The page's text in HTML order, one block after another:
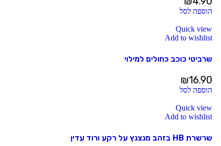
הוספה לסל
Quick view
Add to wishlist
שרביטי כוכב כחולים למילוי
₪16.90
הוספה לסל
Quick view
Add to wishlist
שרשרת HB בזהב מנצנץ על רקע ורוד עדין